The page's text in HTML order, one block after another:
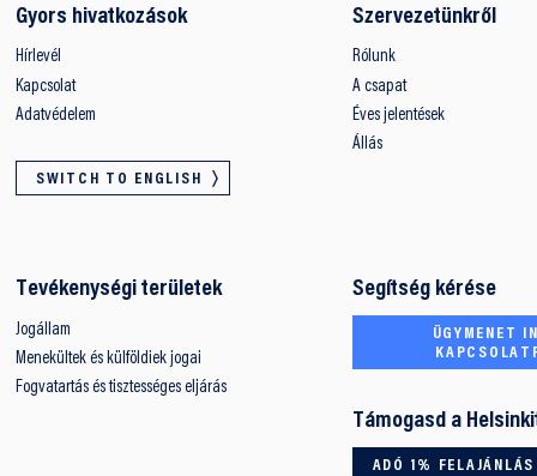
Gyors hivatkozások
Hírlevél
Kapcsolat
Adatvédelem
SWITCH TO ENGLISH
Szervezetünkről
Rólunk
A csapat
Éves jelentések
Állás
Tevékenységi területek
Jogállam
Menekültek és külföldiek jogai
Fogvatartás és tisztességes eljárás
Segítség kérése
ÜGYMENET
Támogasd a
ADÓ 1% FELAJÁNLÁS